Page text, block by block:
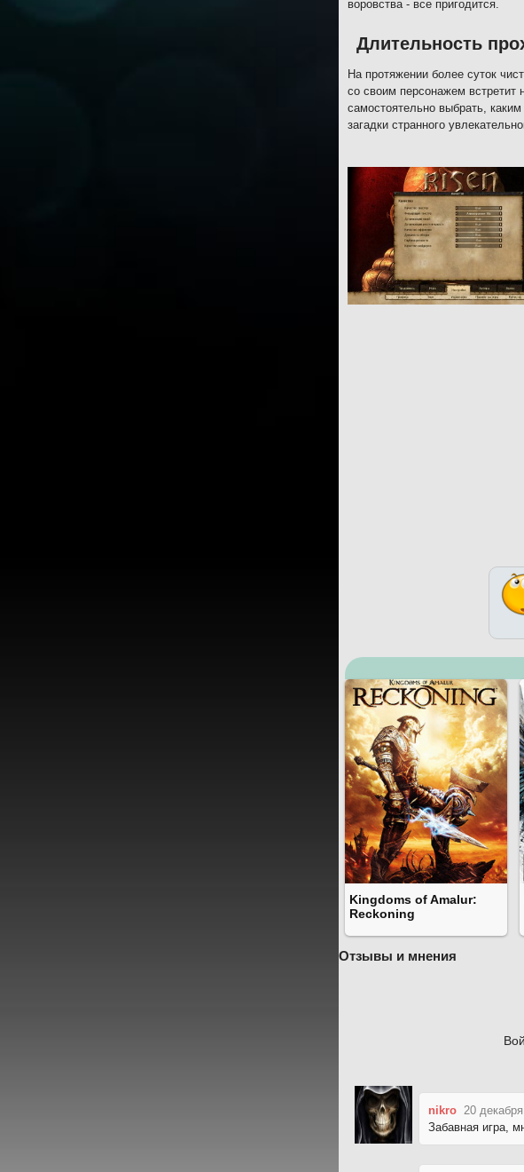
воровства - все пригодится.
Длительность
На протяжении более суток
со своим персонажем встретит
самостоятельно выбрать,
загадки странного
Kingdoms of Amalur:
Reckoning
Отзывы и мнения
nikro 20
Забавная игра,